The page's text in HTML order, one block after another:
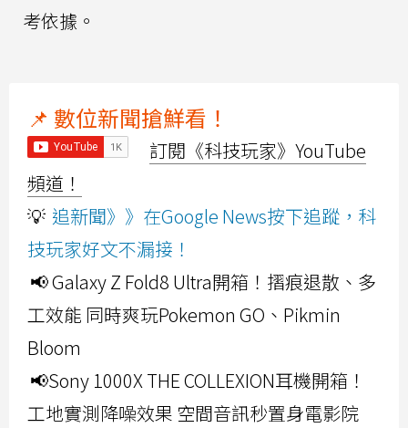
考依據。
📌 數位新聞搶鮮看！
訂閱《科技玩家》YouTube
頻道！
💡 追新聞》》在Google News按下追蹤，科
技玩家好文不漏接！
📢 Galaxy Z Fold8 Ultra開箱！摺痕退散、多
工效能 同時爽玩Pokemon GO、Pikmin
Bloom
📢Sony 1000X THE COLLEXION耳機開箱！
工地實測降噪效果 空間音訊秒置身電影院